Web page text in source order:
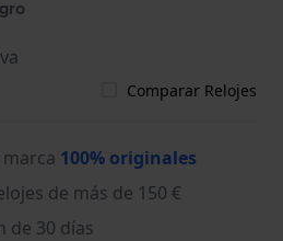
Comparar Relojes
100% originales
de más de 150 €
de 30 días